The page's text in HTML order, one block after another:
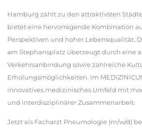
Hamburg zählt zu den attraktivsten
bietet eine hervorragende Kombination
Perspektiven und hoher Lebensqualität.
am Stephansplatz überzeugt durch eine
Verkehrsanbindung sowie zahlreiche
Erholungsmöglichkeiten. Im
innovatives medizinisches Umfeld mit
und interdisziplinärer Zusammenarbeit.
Jetzt als Facharzt Pneumologie (m/w/d)